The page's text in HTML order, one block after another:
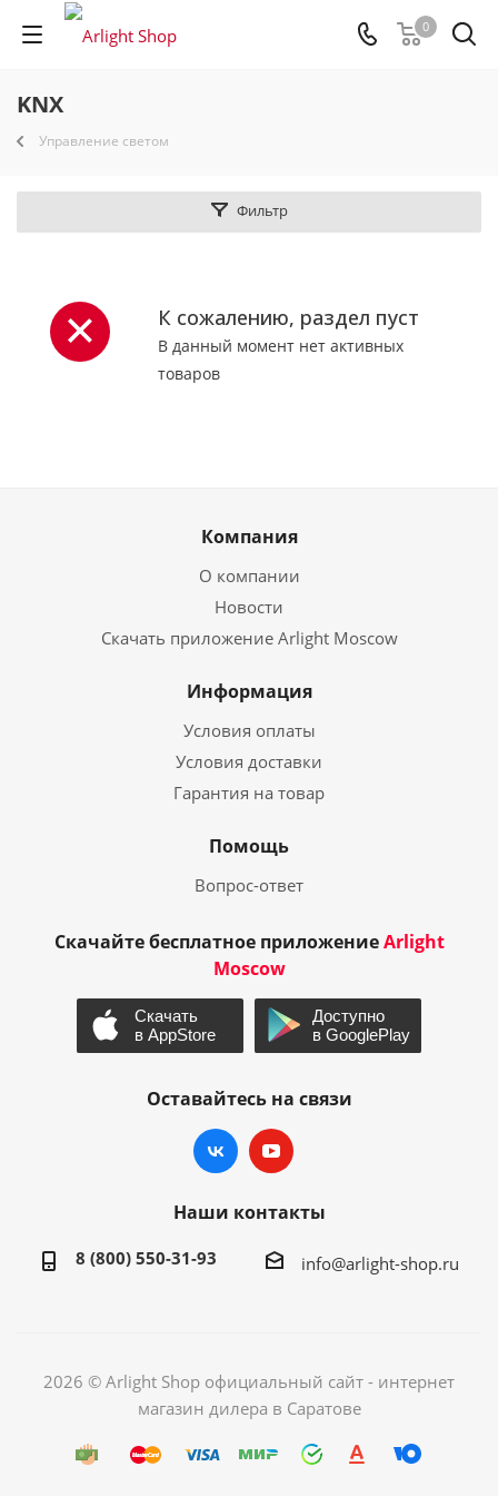
0
KNX
Управление светом
Фильтр
К сожалению, раздел пуст
В данный момент нет активных
товаров
Компания
О компании
Новости
Скачать приложение Arlight Moscow
Информация
Условия оплаты
Условия доставки
Гарантия на товар
Помощь
Вопрос-ответ
Скачайте бесплатное приложениеArlight
Moscow
Оставайтесь на связи
Наши контакты
8 (800) 550-31-93 info@arlight-shop.ru
2026 © Arlight Shop официальный сайт - интернет
магазин дилера в Саратове